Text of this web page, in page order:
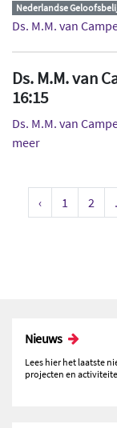
Nederlandse
Ds. M.M. van
Ds. M.M. van
16:15
Ds. M.M. van
meer
‹ 1 2
Nieuws
Lees hier het laatste
projecten en